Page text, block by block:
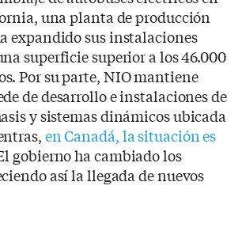
una planta de producción
expandido sus instalaciones
superficie superior a los 46.000
Por su parte, NIO mantiene
de desarrollo e instalaciones de
y sistemas dinámicos ubicada
en Canadá, la situación es
gobierno ha cambiado los
así la llegada de nuevos